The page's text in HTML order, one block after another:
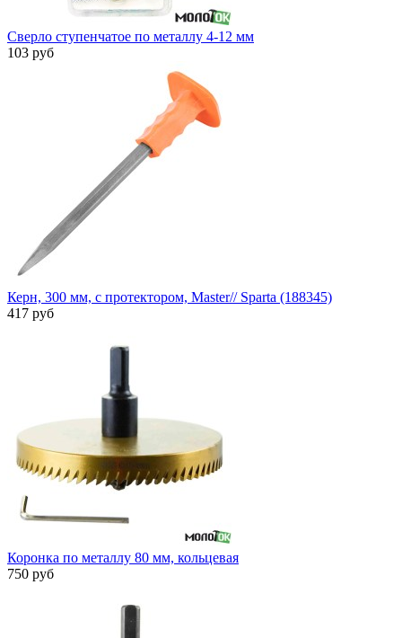
Сверло ступенчатое по металлу 4-12 мм
103 руб
Керн, 300 мм, с протектором, Master// Sparta (188345)
417 руб
Коронка по металлу 80 мм, кольцевая
750 руб